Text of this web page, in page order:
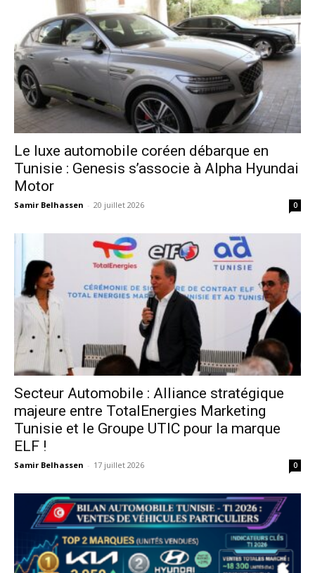
Le luxe automobile coréen débarque en
Tunisie : Genesis s’associe à Alpha Hyundai
Motor
Samir Belhassen - 20 juillet 2026 0
Secteur Automobile : Alliance stratégique
majeure entre TotalEnergies Marketing
Tunisie et le Groupe UTIC pour la marque
ELF !
Samir Belhassen - 17 juillet 2026 0